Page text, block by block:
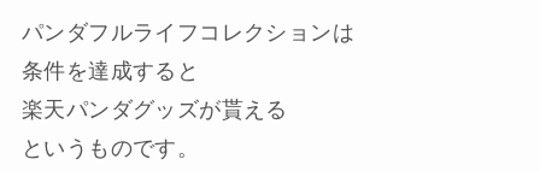
パンダフルライフコレクションは
条件を達成すると
楽天パンダグッズが貰える
というものです。